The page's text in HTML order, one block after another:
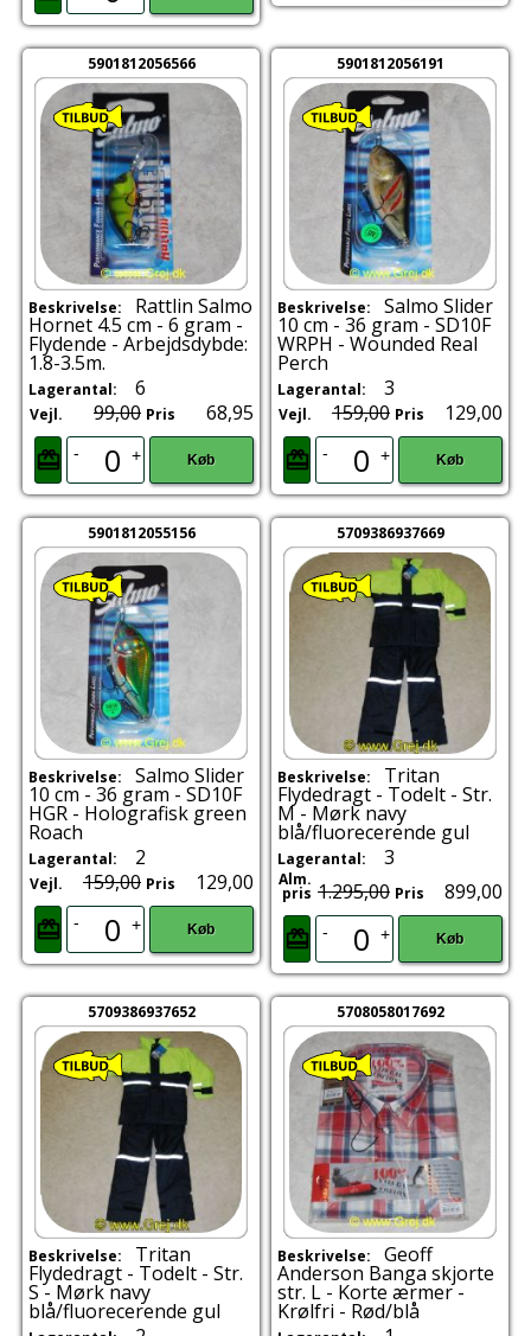
5901812056566
Beskrivelse: Rattlin Salmo
Hornet 4.5 cm - 6 gram -
Flydende - Arbejdsdybde:
1.8-3.5m.
Lagerantal: 6
Vejl. 99,00 Pris 68,95
- + Køb
5901812056191
Beskrivelse: Salmo Slider
10 cm - 36 gram - SD10F
WRPH - Wounded Real
Perch
Lagerantal: 3
Vejl. 159,00 Pris 129,00
- + Køb
5901812055156
Beskrivelse: Salmo Slider
10 cm - 36 gram - SD10F
HGR - Holografisk green
Roach
Lagerantal: 2
Vejl. 159,00 Pris 129,00
- + Køb
5709386937669
Beskrivelse: Tritan
Flydedragt - Todelt - Str.
M - Mørk navy
blå/fluorecerende gul
Lagerantal: 3
Alm.
pris 1.295,00 Pris 899,00
- + Køb
5709386937652
Beskrivelse: Tritan
Flydedragt - Todelt - Str.
S - Mørk navy
blå/fluorecerende gul
5708058017692
Beskrivelse: Geoff
Anderson Banga skjorte
str. L - Korte ærmer -
Krølfri - Rød/blå